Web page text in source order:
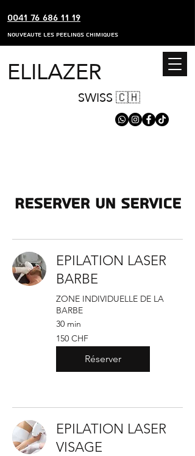
0041 76 686 11 19
nouveaute les peelings chimiques
ELILAZER
SWISS 🇨🇭
Reserver un service
EPILATION LASER
BARBE
ZONE INDIVIDUELLE DE LA
BARBE
30 min
150
francs
suisses
150 CHF
Réserver
EPILATION LASER
VISAGE